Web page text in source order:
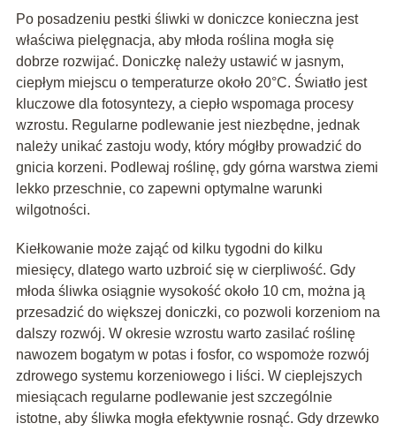
Po posadzeniu pestki śliwki w doniczce konieczna jest
właściwa pielęgnacja, aby młoda roślina mogła się
dobrze rozwijać. Doniczkę należy ustawić w jasnym,
ciepłym miejscu o temperaturze około 20°C. Światło jest
kluczowe dla fotosyntezy, a ciepło wspomaga procesy
wzrostu. Regularne podlewanie jest niezbędne, jednak
należy unikać zastoju wody, który mógłby prowadzić do
gnicia korzeni. Podlewaj roślinę, gdy górna warstwa ziemi
lekko przeschnie, co zapewni optymalne warunki
wilgotności.
Kiełkowanie może zająć od kilku tygodni do kilku
miesięcy, dlatego warto uzbroić się w cierpliwość. Gdy
młoda śliwka osiągnie wysokość około 10 cm, można ją
przesadzić do większej doniczki, co pozwoli korzeniom na
dalszy rozwój. W okresie wzrostu warto zasilać roślinę
nawozem bogatym w potas i fosfor, co wspomoże rozwój
zdrowego systemu korzeniowego i liści. W cieplejszych
miesiącach regularne podlewanie jest szczególnie
istotne, aby śliwka mogła efektywnie rosnąć. Gdy drzewko